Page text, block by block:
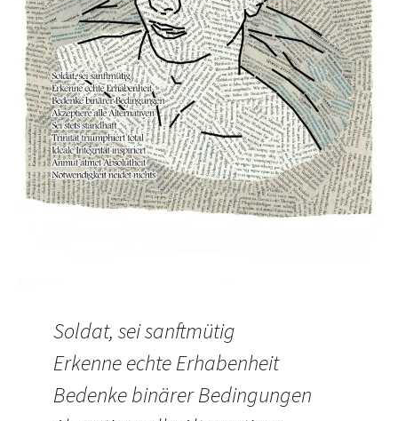
Soldat, sei sanftmütig
Erkenne echte Erhabenheit
Bedenke binärer Bedingungen